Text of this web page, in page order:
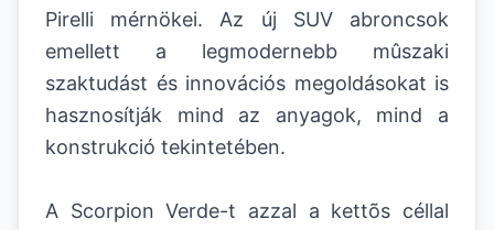
Pirelli mérnökei. Az új SUV abroncsok
emellett a legmodernebb mûszaki
szaktudást és innovációs megoldásokat is
hasznosítják mind az anyagok, mind a
konstrukció tekintetében.
A Scorpion Verde-t azzal a kettõs céllal